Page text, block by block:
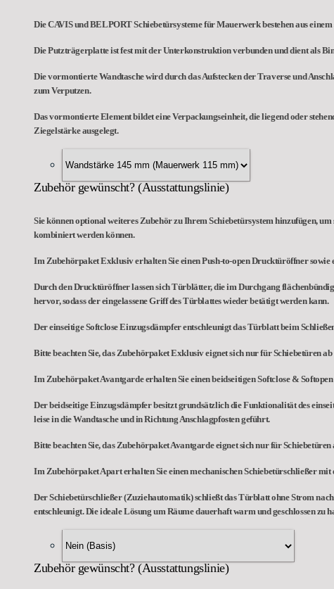
Die CAVIS und BELPORT Schiebetürsysteme für Mauerwerk bestehen aus
Die Putzträgerplatte ist fest mit der Unterkonstruktion verbunden und dient als
Die vormontierte Wandtasche wird durch das Aufstecken der Traverse und
zum Verputzen.
Das vormontierte Element bildet eine Verpackungseinheit, die liegend oder
Ziegelstärke ausgelegt.
Zubehör gewünscht? (Ausstattungslinie)
Sie können optional weiteres Zubehör zu Ihrem Schiebetürsystem hinzufügen,
kombiniert werden können.
Im Zubehörpaket Exklusiv erhalten Sie einen Push-to-open Drucktüröffner sowie
Durch den Drucktüröffner lassen sich Türblätter, die im Durchgang
hervor, sodass der eingelassene Griff des Türblattes wieder betätigt werden kann.
Der einseitige Softclose Einzugsdämpfer entschleunigt das Türblatt beim
Bitte beachten Sie, das Zubehörpaket Exklusiv eignet sich nur für Schiebetüren
Im Zubehörpaket Avantgarde erhalten Sie einen beidseitigen Softclose &
Der beidseitige Einzugsdämpfer besitzt grundsätzlich die Funktionalität des
leise in die Wandtasche und in Richtung Anschlagpfosten geführt.
Bitte beachten Sie, das Zubehörpaket Avantgarde eignet sich nur für
Im Zubehörpaket Apart erhalten Sie einen mechanischen Schiebetürschließer
Der Schiebetürschließer (Zuziehautomatik) schließt das Türblatt ohne Strom
entschleunigt. Die ideale Lösung um Räume dauerhaft warm und geschlossen zu
Zubehör gewünscht? (Ausstattungslinie)